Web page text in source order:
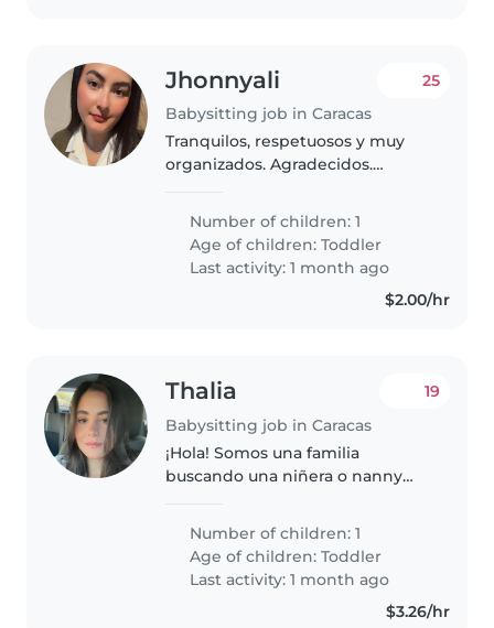
Jhonnyali
Babysitting job in Caracas
25
Tranquilos, respetuosos y muy
organizados. Agradecidos.
atención de la niña y estimular
sus juegos. Y estar atenta de sus
cosas personales. Necesitamos
Number of children: 1
Age of children:Toddler
Last activity: 1 month ago
$2.00/hr
Thalia
Babysitting job in Caracas
19
¡Hola! Somos una familia
buscando una niñera o nanny
lleno/a de energía y muy
juguetón/a. Necesitamos a
alguien que pueda ayudar con la
tarea y que se..
Number of children: 1
Age of children:Toddler
Last activity: 1 month ago
$3.26/hr